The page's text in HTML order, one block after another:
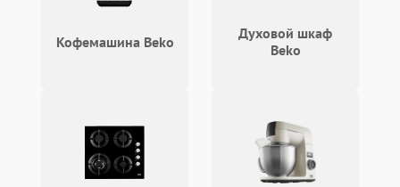
Кофемашина Beko
Духовой шкаф
Beko